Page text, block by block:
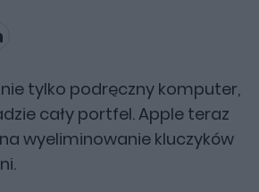
tylko podręczny komputer,
cały portfel. Apple teraz
wyeliminowanie kluczyków